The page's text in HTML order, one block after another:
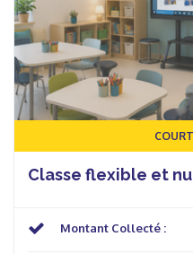
Classe flexible et
Montant Collecté :